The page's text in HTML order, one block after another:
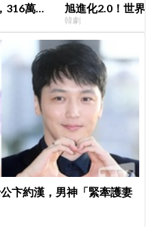
316萬舊
旭進化2.0！世界
登場竟殺了「他」
韓劇
卞約漢，男神「緊牽護妻